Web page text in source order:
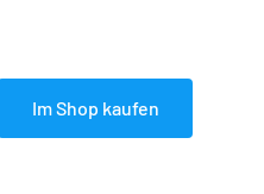
Im Shop kaufen